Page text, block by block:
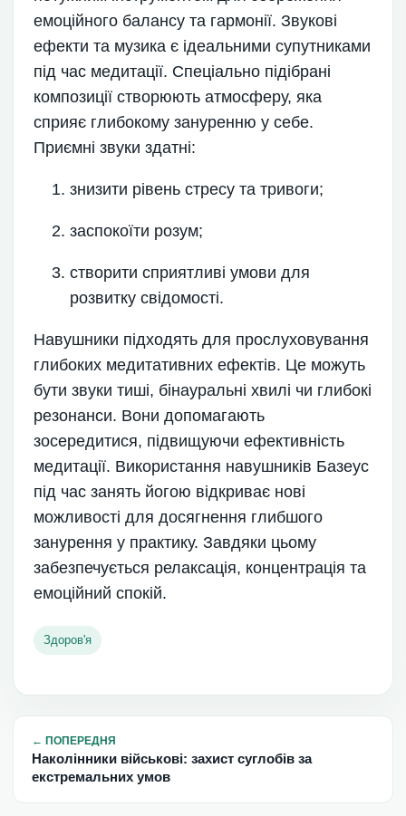
емоційного балансу та гармонії. Звукові
ефекти та музика є ідеальними супутниками
під час медитації. Спеціально підібрані
композиції створюють атмосферу, яка
сприяє глибокому зануренню у себе.
Приємні звуки здатні:
знизити рівень стресу та тривоги;
заспокоїти розум;
створити сприятливі умови для
розвитку свідомості.
Навушники підходять для прослуховування
глибоких медитативних ефектів. Це можуть
бути звуки тиші, бінауральні хвилі чи глибокі
резонанси. Вони допомагають
зосередитися, підвищуючи ефективність
медитації. Використання навушників Базеус
під час занять йогою відкриває нові
можливості для досягнення глибшого
занурення у практику. Завдяки цьому
забезпечується релаксація, концентрація та
емоційний спокій.
Здоров'я
← ПОПЕРЕДНЯ
Наколінники військові: захист суглобів за
екстремальних умов